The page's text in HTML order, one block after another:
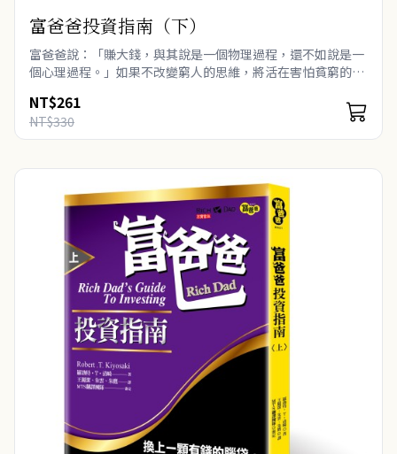
富爸爸投資指南（下）
富爸爸說：「賺大錢，與其說是一個物理過程，還不如說是一
個心理過程。」如果不改變窮人的思維，將活在害怕貧窮的陰
換觀念將變為財富。 ..
NT$261
NT$330